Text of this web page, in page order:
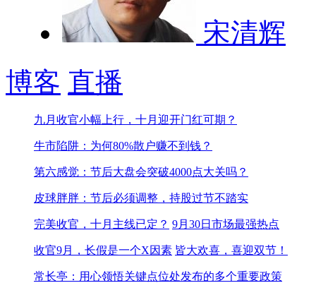
宋清辉
博客 直播
九月收官小幅上行，十月迎开门红可期？
牛市陷阱：为何80%散户赚不到钱？
第六感觉：节后大盘会突破4000点大关吗？
皮球胖胖：节后必须调整，持股过节不踏实
完美收官，十月主线已定？ 9月30日市场最强热点
收官9月，长假是一个X因素 皆大欢喜，喜迎双节！
常长亭：用心领悟关键点位处发布的多个重要政策